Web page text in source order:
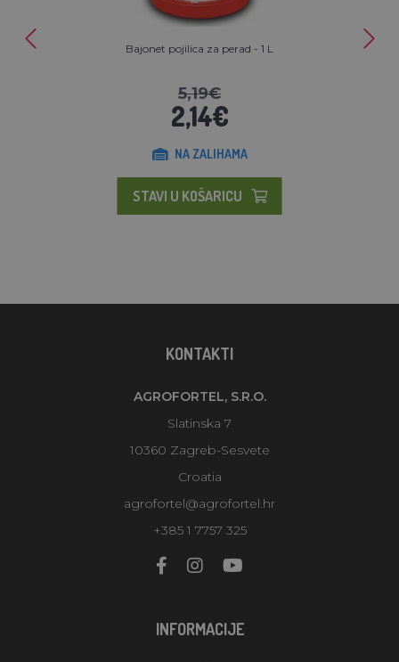
Bajonet pojilica za perad - 1 L
5,19€
2,14€
NA ZALIHAMA
STAVI U KOŠARICU
KONTAKTI
AGROFORTEL, S.R.O.
Slatinska 7
10360 Zagreb-Sesvete
Croatia
agrofortel@agrofortel.hr
+385 1 7757 325
INFORMACIJE